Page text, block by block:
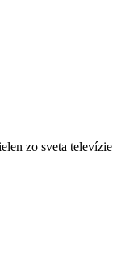
zo sveta televízie